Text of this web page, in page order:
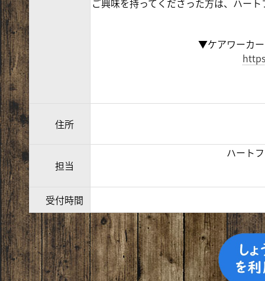
ご興味を持ってくださった方は、ハー
▼ケアワーカ
住所
担当
ハート
受付時間